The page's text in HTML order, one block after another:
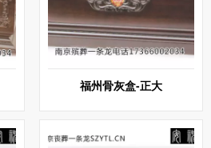
福州骨灰盒-正大